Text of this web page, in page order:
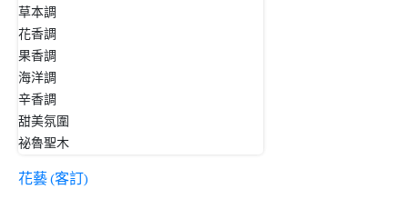
草本調
花香調
果香調
海洋調
辛香調
甜美氛圍
祕魯聖木
花藝 (客訂)